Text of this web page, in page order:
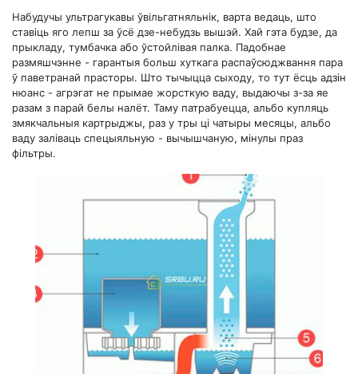
Набудучы ультрагукавы ўвільгатняльнік, варта ведаць, што
ставіць яго лепш за ўсё дзе-небудзь вышэй. Хай гэта будзе, да
прыкладу, тумбачка або ўстойлівая палка. Падобнае
размяшчэнне - гарантыя больш хуткага распаўсюджвання пара
ў паветранай прасторы. Што тычыцца сыходу, то тут ёсць адзін
нюанс - агрэгат не прымае жорсткую ваду, выдаючы з-за яе
разам з парай белы налёт. Таму патрабуецца, альбо купляць
змякчальныя картрыджы, раз у тры ці чатыры месяцы, альбо
ваду заліваць спецыяльную - вычышчаную, мінулы праз
фільтры.